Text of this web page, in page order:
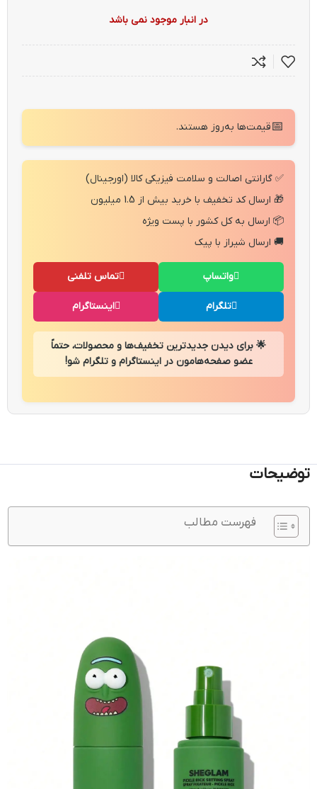
در انبار موجود نمی باشد
📅قیمت‌ها به‌روز هستند.
✅ گارانتی اصالت و سلامت فیزیکی کالا (اورجینال)
🎁 ارسال کد تخفیف با خرید بیش از 1.5 میلیون
📦 ارسال به کل کشور با پست ویژه
🚚 ارسال شیراز با پیک
تماس تلفنی واتساپ
اینستاگرام تلگرام
🌟 برای دیدن جدیدترین تخفیف‌ها و محصولات، حتماً
عضو صفحه‌هامون در اینستاگرام و تلگرام شو!
توضیحات
فهرست مطالب